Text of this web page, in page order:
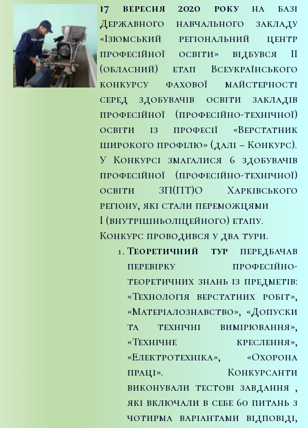
17 вересня 2020 рокуна базі
Державного навчального закладу
«Ізюмський регіональний центр
професійної освіти» відбувся ІІ
(обласний) етап Всеукраїнського
конкурсу фахової майстерності
серед здобувачів освіти закладів
професійної (професійно-технічної)
освіти із професії «Верстатник
широкого профілю» (далі – Конкурс).
У Конкурсі змагалися 6 здобувачів
професійної (професійно-технічної)
освіти ЗП(ПТ)О Харківського
регіону, які стали переможцями
I (внутрішньоліцейного) етапу.
Конкурс проводився у два тури.
Теоретичний турпередбачав
перевірку професійно-
теоретичних знань із предметів:
«Технологія верстатних робіт»,
«Матеріалознавство», «Допуски
та технічні вимірювання»,
«Технічне креслення»,
«Електротехніка», «Охорона
праці». Конкурсанти
виконували тестові завдання ,
які включали в себе 60 питань з
чотирма варіантами відповіді,